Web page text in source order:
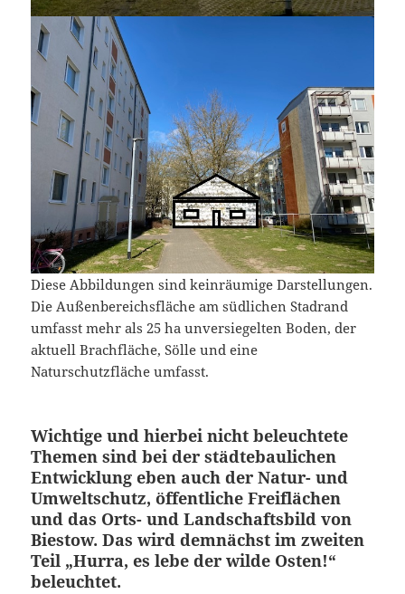
Diese Abbildungen sind keinräumige Darstellungen.
Die Außenbereichsfläche am südlichen Stadrand
umfasst mehr als 25 ha unversiegelten Boden, der
aktuell Brachfläche, Sölle und eine
Naturschutzfläche umfasst.
Wichtige und hierbei nicht beleuchtete
Themen sind bei der städtebaulichen
Entwicklung eben auch der Natur- und
Umweltschutz, öffentliche Freiflächen
und das Orts- und Landschaftsbild von
Biestow. Das wird demnächst im zweiten
Teil „Hurra, es lebe der wilde Osten!“
beleuchtet.